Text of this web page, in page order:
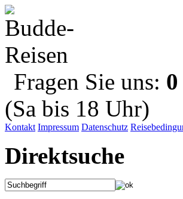
Fragen Sie uns:
(Sa bis 18 Uhr)
Kontakt Impressum Datenschutz
Direktsuche